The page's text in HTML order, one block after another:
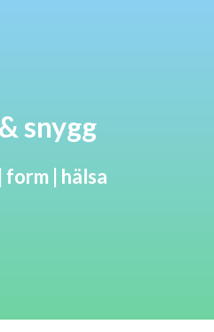
snygg
form | hälsa